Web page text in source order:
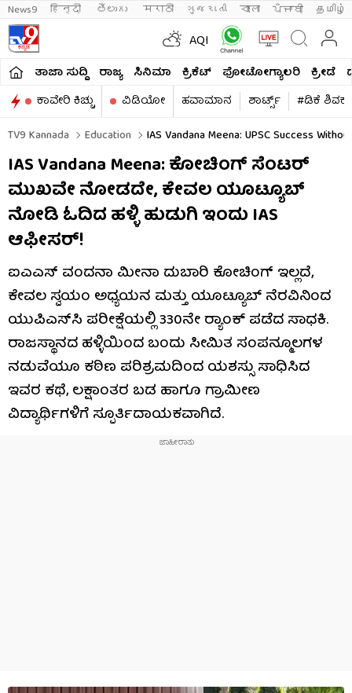
News9 हिन्दी తెలుగు मराठी ગુજરાતી বাংলা ਪੰਜਾਬੀ தமிழ்
AQI
ತಾಜಾ ಸುದ್ದಿ ರಾಜ್ಯ ಸಿನಿಮಾ ಕ್ರಿಕೆಟ್​ ಫೋಟೋಗ್ಯಾಲರಿ ಕ್ರೀಡೆ
ಕಾವೇರಿ ಕಿಚ್ಚು
ವಿಡಿಯೋ ಹವಾಮಾನ ಶಾರ್ಟ್ಸ್​
#ಡಿಕೆ
TV9 Kannada
Education IAS Vandana Meena: UPSC Success
IAS Vandana Meena: ಕೋಚಿಂಗ್ ಸೆಂಟರ್
ಮುಖವೇ ನೋಡದೇ, ಕೇವಲ ಯೂಟ್ಯೂಬ್
ನೋಡಿ ಓದಿದ ಹಳ್ಳಿ ಹುಡುಗಿ ಇಂದು IAS
ಆಫೀಸರ್!
ಐಎಎಸ್ ವಂದನಾ ಮೀನಾ ದುಬಾರಿ ಕೋಚಿಂಗ್ ಇಲ್ಲದೆ,
ಕೇವಲ ಸ್ವಯಂ ಅಧ್ಯಯನ ಮತ್ತು ಯೂಟ್ಯೂಬ್ ನೆರವಿನಿಂದ
ಯುಪಿಎಸ್‌ಸಿ ಪರೀಕ್ಷೆಯಲ್ಲಿ 330ನೇ ರ‍್ಯಾಂಕ್ ಪಡೆದ ಸಾಧಕಿ.
ರಾಜಸ್ಥಾನದ ಹಳ್ಳಿಯಿಂದ ಬಂದು ಸೀಮಿತ ಸಂಪನ್ಮೂಲಗಳ
ನಡುವೆಯೂ ಕಠಿಣ ಪರಿಶ್ರಮದಿಂದ ಯಶಸ್ಸು ಸಾಧಿಸಿದ
ಇವರ ಕಥೆ, ಲಕ್ಷಾಂತರ ಬಡ ಹಾಗೂ ಗ್ರಾಮೀಣ
ವಿದ್ಯಾರ್ಥಿಗಳಿಗೆ ಸ್ಪೂರ್ತಿದಾಯಕವಾಗಿದೆ.